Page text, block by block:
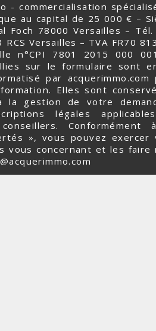
- commercialisation
au capital de 25 000 € –
Foch 78000 Versailles –
Versailles – TVA FR70
n°CPI 7801 2015 000
sur le formulaire sont
par
Elles sont
la gestion de votre
légales
», vous pouvez
vous concernant et les